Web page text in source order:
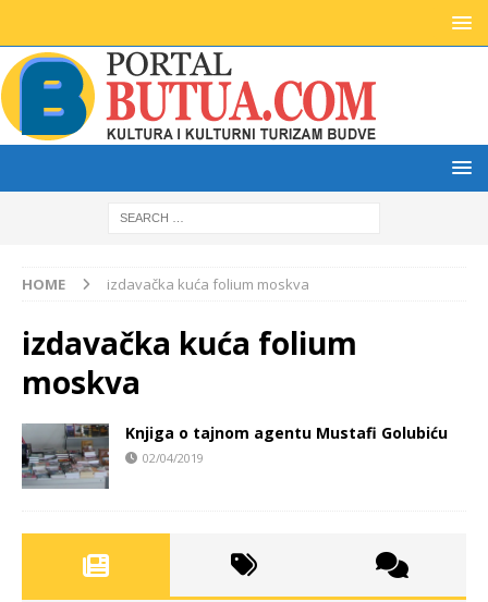
HOME izdavačka kuća folium moskva
izdavačka kuća folium
moskva
Knjiga o tajnom agentu Mustafi Golubiću
02/04/2019